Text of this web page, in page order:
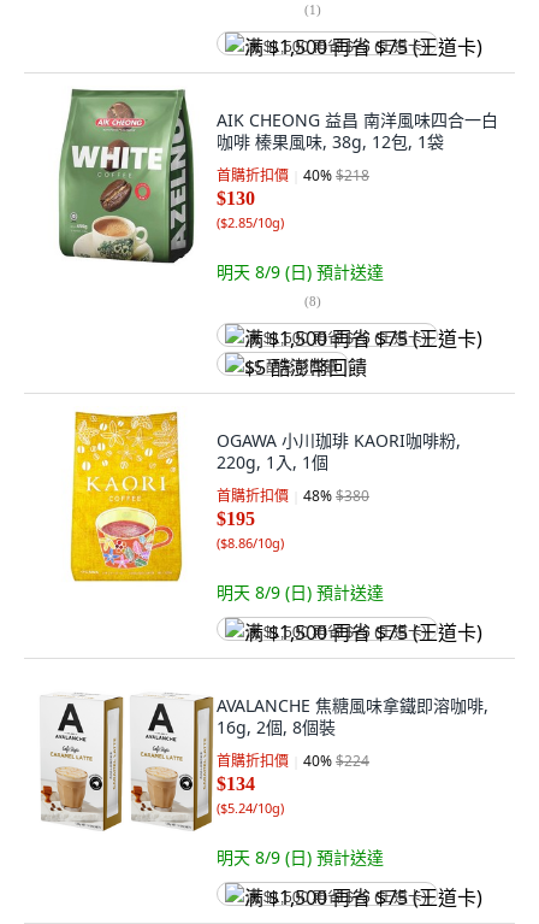
(1)
满 $1,500 再省 $75 (王道卡)
AIK CHEONG 益昌 南洋風味四合一白
咖啡 榛果風味, 38g, 12包, 1袋
首購折扣價 40%$218
$130
($2.85/10g)
明天 8/9 (日) 預計送達
(8)
满 $1,500 再省 $75 (王道卡)
$5 酷澎幣回饋
OGAWA 小川珈琲 KAORI咖啡粉,
220g, 1入, 1個
首購折扣價 48%$380
$195
($8.86/10g)
明天 8/9 (日) 預計送達
满 $1,500 再省 $75 (王道卡)
AVALANCHE 焦糖風味拿鐵即溶咖啡,
16g, 2個, 8個裝
首購折扣價 40%$224
$134
($5.24/10g)
明天 8/9 (日) 預計送達
满 $1,500 再省 $75 (王道卡)